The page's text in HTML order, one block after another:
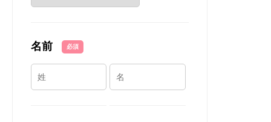
名前 必須